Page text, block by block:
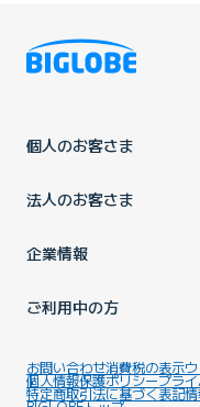
個人のお客さま
法人のお客さま
企業情報
ご利用中の方
お問い合わせ消費税の表示
個人情報保護ポリシープラ
特定商取引法に基づく表記